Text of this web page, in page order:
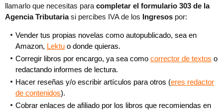
llamarlo que necesitas paracompletar el formulario 303 de la
Agencia Tributariasi percibes IVA de los Ingresos por:
Vender tus propias novelas como autopublicado, sea en
Amazon, Lektu o donde quieras.
Corregir libros por encargo, ya sea como corrector de textos o
redactando informes de lectura.
Hacer reseñas y/o escribir artículos para otros (eres redactor
de contenidos).
Cobrar enlaces de afiliado por los libros que recomiendas en